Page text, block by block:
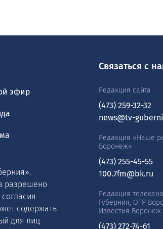
эфир
разрешено
содержать
для лиц
Связаться с
Редакция сайта
(473) 259-32-32
news@tv-
Редакция «Наше
Воронеж»
(473) 255-45-55
100.7fm@bk.ru
Редакция
Губерния, ОТР
Известия Воронеж
(473) 272-74-61